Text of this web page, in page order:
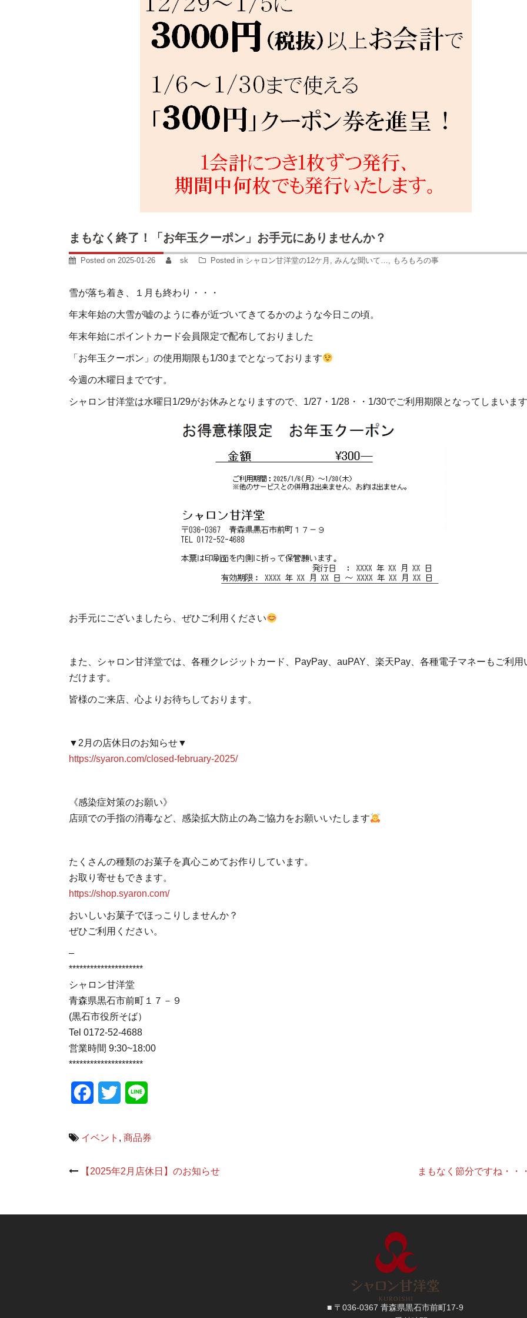
まもなく終了！「お年玉クーポン」お手元にありませんか？
Posted on 2025-01-26 sk Posted in シャロン甘洋堂の12ケ月 , みんな聞いて…, もろもろの事
雪が落ち着き、１月も終わり・・・
年末年始の大雪が嘘のように春が近づいてきてるかのような今日この頃。
年末年始にポイントカード会員限定で配布しておりました
「お年玉クーポン」の使用期限も1/30までとなっております
今週の木曜日までです。
シャロン甘洋堂は水曜日1/29がお休みとなりますので、1/27・1/28・・1/30でご利用期限となってしまいま
お手元にございましたら、ぜひご利用ください
また、シャロン甘洋堂では、各種クレジットカード、PayPay、auPAY、楽天Pay、各種電子マネーもご利用
だけます。
皆様のご来店、心よりお待ちしております。
▼2月の店休日のお知らせ▼
https://syaron.com/closed-february-2025/
《感染症対策のお願い》
店頭での手指の消毒など、感染拡大防止の為ご協力をお願いいたします
たくさんの種類のお菓子を真心こめてお作りしています。
お取り寄せもできます。
https://shop.syaron.com/
おいしいお菓子でほっこりしませんか？
ぜひご利用ください。
–
*********************
シャロン甘洋堂
青森県黒石市前町１７－９
(黒石市役所そば）
Tel 0172-52-4688
営業時間 9:30~18:00
*********************
FacebookTwitter
イベント , 商品券
Post【2025年2月店休日】のお知らせ まもなく節分ですね・・
■ 〒036-0367 青森県黒石市前町17-9